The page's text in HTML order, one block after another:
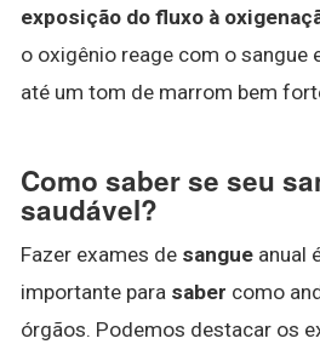
exposição do fluxo à
o oxigênio reage com o sangue
até um tom de marrom bem
Como saber se seu
saudável?
Fazer exames de sangue anual
importante para saber como
órgãos. Podemos destacar os